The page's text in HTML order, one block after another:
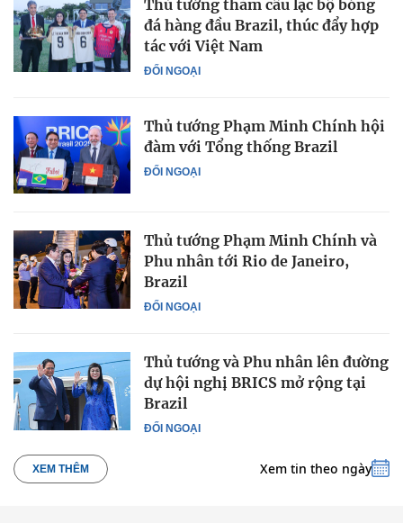
ĐỐI NGOẠI
Thủ tướng thăm câu lạc bộ bóng
đá hàng đầu Brazil, thúc đẩy hợp
tác với Việt Nam
ĐỐI NGOẠI
Thủ tướng Phạm Minh Chính hội
đàm với Tổng thống Brazil
ĐỐI NGOẠI
Thủ tướng Phạm Minh Chính và
Phu nhân tới Rio de Janeiro,
Brazil
ĐỐI NGOẠI
Thủ tướng và Phu nhân lên đường
dự hội nghị BRICS mở rộng tại
Brazil
XEM THÊM Xem tin theo ngày